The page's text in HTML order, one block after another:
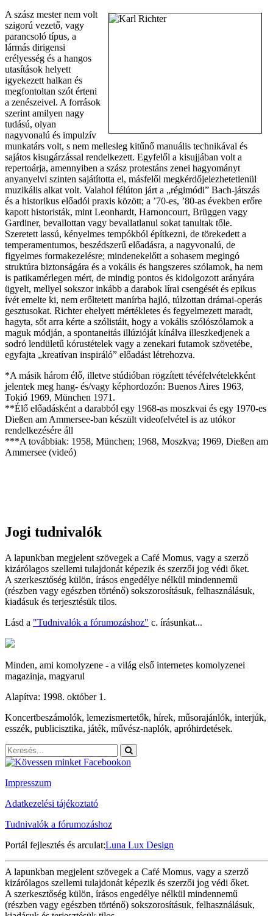
A szász mester nem volt
szigorú vezető, vagy
parancsoló típus, a
lármás dirigensi
erélyesség és a hangos
utasítások helyett
igyekezett halkan és
megfontoltan szót érteni
a zenészeivel. A források
szerint amilyen nagy
tudású, olyan
nagyvonalú és impulzív
munkatárs volt, s nem mellesleg kitűnő manuális technikával és
sajátos kisugárzással rendelkezett. Egyfelől a kisujjában volt a
repertoárja, amennyiben a szász protestáns zenei hagyományt
anyanyelvi szinten sajátította el, másfelől megkérdőjelezhetetlenül
muzikális alkat volt. Valahol félúton járt a „régimódi” Bach-játszás
és a historikus előadói praxis között; a ’70-es, ’80-as években erőre
kapott historisták, mint Leonhardt, Harnoncourt, Brüggen vagy
Gardiner, bevallottan vagy bevallatlanul sokat tanultak tőle.
Szeretett lassú, kényelmes tempókból építkezni, de törekedett a
temperamentumos, beszédszerű előadásra, a nagyvonalú, de
figyelmes formakezelésre; mindenekelőtt a sohasem megingó
struktúra biztonságára és a vokális és hangszeres szólamok, ha nem
is patikamérlegen mért, de mindig pontos és kidolgozott arányára
ügyelt, mellyel sokszor inkább a darabok lírai csengését és epikus
ívét emelte ki, nem erőltetett manírba hajló, túlzottan drámai-operás
gesztusokat. Richter ehelyett mértékletes és fegyelmezett maradt,
hagyta, sőt arra kérte a szólistáit, hogy a vokális szólószólamok a
maguk módján, a spontaneitás illúzióját kínálva illeszkedjenek a
sodró lendületű kórustételek vagy a zenekari futamok szövetébe,
egyfajta „kreatívan inspiráló” előadást létrehozva.
*A másik három élő, illetve stúdióban rögzített tévéfelvételekként
jelentek meg hang- és/vagy képhordozón: Buenos Aires 1963,
Tokió 1969, München 1971.
**Élő előadásként a darabból egy 1968-as moszkvai és egy 1970-es
Dießen am Ammersee-ban készült videofelvétel is az utókor
rendelkezésére áll
***A továbbiak: 1958, München; 1968, Moszkva; 1969, Dießen am
Ammersee (videó)
Jogi tudnivalók
A lapunkban megjelent szövegek a Café Momus, vagy a szerző
kizárólagos szellemi tulajdonát képezik és szerzői jog védi őket.
A szerkesztőség külön, írásos engedélye nélkül mindennemű
(részben vagy egészben történő) sokszorosításuk, felhasználásuk,
kiadásuk és terjesztésük tilos.
Lásd a "Tudnivalók a fórumozáshoz" c. írásunkat...
Minden, ami komolyzene - a világ első internetes komolyzenei
magazinja, magyarul
Alapítva: 1998. október 1.
Koncertbeszámolók, lemezismertetők, hírek, műsorajánlók, interjúk,
esszék, publicisztika, játék, művész-naplók, apróhirdetések.
Impresszum
Adatkezelési tájékoztató
Tudnivalók a fórumozáshoz
Portál fejlesztés és arculat:Luna Lux Design
A lapunkban megjelent szövegek a Café Momus, vagy a szerző
kizárólagos szellemi tulajdonát képezik és szerzői jog védi őket.
A szerkesztőség külön, írásos engedélye nélkül mindennemű
(részben vagy egészben történő) sokszorosításuk, felhasználásuk,